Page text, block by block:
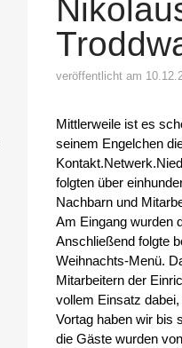
veröffentlicht am
Mittlerweile ist es
seinem Engelchen
folgten über
Nachbarn und
Am Eingang wurden
Anschließend folgte
Weihnachts-Menü.
Mitarbeitern der
vollem Einsatz
Vortag haben wir bis
die Gäste wurden